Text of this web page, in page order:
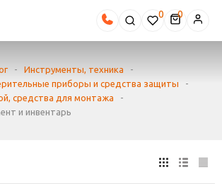
0
- Инструменты, техника
-
приборы и средства защиты
-
средства для монтажа
-
и инвентарь